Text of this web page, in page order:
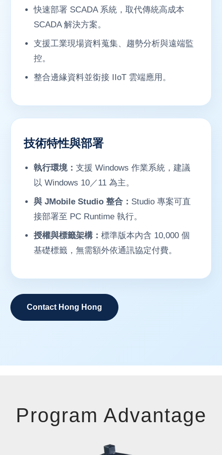
快速部署 SCADA 系統，取代傳統高成本
SCADA 解決方案。
支援工業現場資料蒐集、趨勢分析與遠端監
控。
整合邊緣資料並銜接 IIoT 雲端應用。
技術特性與部署
執行環境：支援 Windows 作業系統，建議
以 Windows 10／11 為主。
與 JMobile Studio 整合： Studio 專案可直
接部署至 PC Runtime 執行。
授權與標籤架構：標準版本內含 10,000 個
基礎標籤，無需額外依通訊協定付費。
Contact Hong Hong
Program Advantage